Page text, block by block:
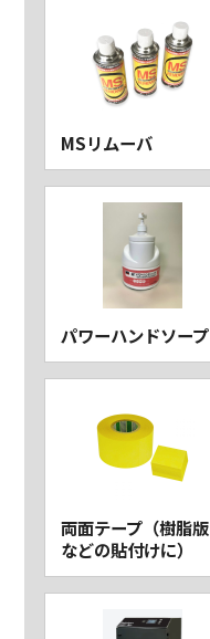
MSリムーバ
パワーハンドソープ
両面テープ（樹脂版
などの貼付けに）